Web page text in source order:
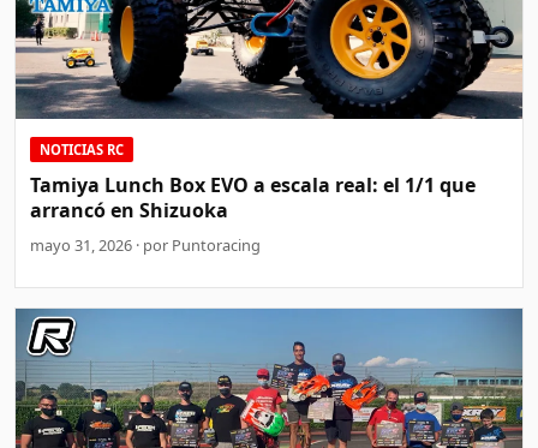
NOTICIAS RC
Tamiya Lunch Box EVO a escala real: el 1/1 que
arrancó en Shizuoka
mayo 31, 2026 · por Puntoracing